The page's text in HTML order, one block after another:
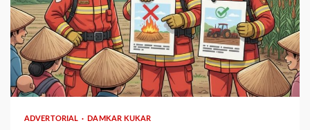
1 min read
ADVERTORIAL DAMKAR KUKAR